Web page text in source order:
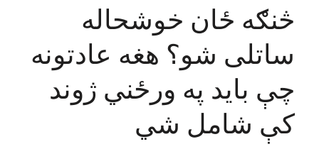
څنګه ځان خوشحاله
ساتلی شو؟ هغه عادتونه
چې باید په ورځني ژوند
کې شامل شي